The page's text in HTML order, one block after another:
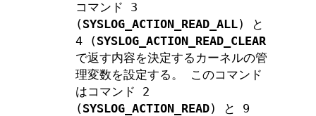
コマンド 3
(SYSLOG_ACTION_READ_ALL) と
4 (SYSLOG_ACTION_READ_CLEAR
で返す内容を決定するカーネルの管
理変数を設定する。 このコマンド
はコマンド 2
(SYSLOG_ACTION_READ) と 9